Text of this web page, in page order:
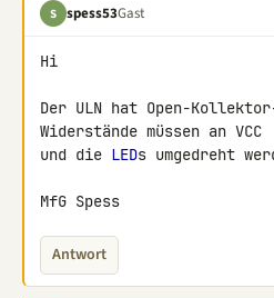
S spess53Gast
Hi
Der ULN hat Open-
Widerstände müssen an VCC
und die LEDs umgedreht
MfG Spess
Antwort